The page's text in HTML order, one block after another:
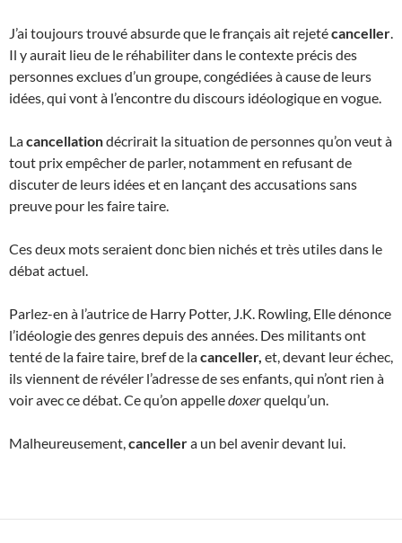
J’ai toujours trouvé absurde que le français ait rejetécanceller.
Il y aurait lieu de le réhabiliter dans le contexte précis des
personnes exclues d’un groupe, congédiées à cause de leurs
idées, qui vont à l’encontre du discours idéologique en vogue.
Lacancellationdécrirait la situation de personnes qu’on veut à
tout prix empêcher de parler, notamment en refusant de
discuter de leurs idées et en lançant des accusations sans
preuve pour les faire taire.
Ces deux mots seraient donc bien nichés et très utiles dans le
débat actuel.
Parlez-en à l’autrice de Harry Potter, J.K. Rowling, Elle dénonce
l’idéologie des genres depuis des années. Des militants ont
tenté de la faire taire, bref de lacanceller, et, devant leur échec,
ils viennent de révéler l’adresse de ses enfants, qui n’ont rien à
voir avec ce débat. Ce qu’on appelledoxerquelqu’un.
Malheureusement,cancellera un bel avenir devant lui.